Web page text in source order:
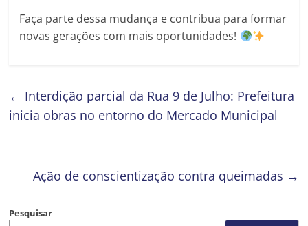
Faça parte dessa mudança e contribua para formar
novas gerações com mais oportunidades!
← Interdição parcial da Rua 9 de Julho: Prefeitura
inicia obras no entorno do Mercado Municipal
Ação de conscientização contra queimadas →
Pesquisar